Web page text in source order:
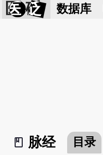
医 砭 数据库
book_2
脉经 目录